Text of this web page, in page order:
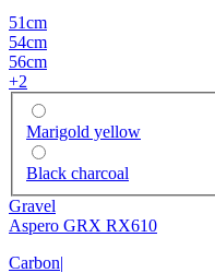
51cm
54cm
56cm
+2
Marigold yellow
Black charcoal
Gravel
Aspero GRX RX610
Carbon|